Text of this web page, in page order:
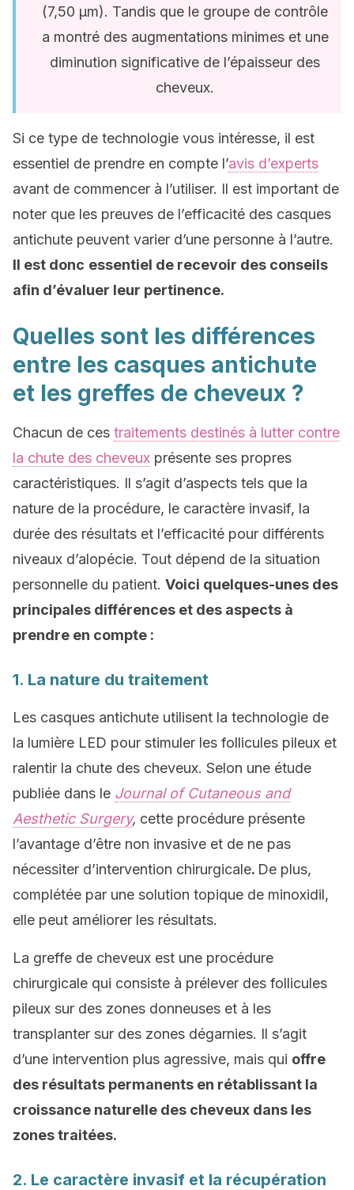
(7,50 μm). Tandis que le groupe de contrôle
a montré des augmentations minimes et une
diminution significative de l’épaisseur des
cheveux.
Si ce type de technologie vous intéresse, il est
essentiel de prendre en compte l’avis d’experts
avant de commencer à l’utiliser. Il est important de
noter que les preuves de l’efficacité des casques
antichute peuvent varier d’une personne à l’autre.
Il est donc essentiel de recevoir des conseils
afin d’évaluer leur pertinence.
Quelles sont les différences
entre les casques antichute
et les greffes de cheveux ?
Chacun de ces traitements destinés à lutter contre
la chute des cheveux présente ses propres
caractéristiques. Il s’agit d’aspects tels que la
nature de la procédure, le caractère invasif, la
durée des résultats et l’efficacité pour différents
niveaux d’alopécie. Tout dépend de la situation
personnelle du patient. Voici quelques-unes des
principales différences et des aspects à
prendre en compte :
1. La nature du traitement
Les casques antichute utilisent la technologie de
la lumière LED pour stimuler les follicules pileux et
ralentir la chute des cheveux. Selon une étude
publiée dans le Journal of Cutaneous and
Aesthetic Surgery, cette procédure présente
l’avantage d’être non invasive et de ne pas
nécessiter d’intervention chirurgicale. De plus,
complétée par une solution topique de minoxidil,
elle peut améliorer les résultats.
La greffe de cheveux est une procédure
chirurgicale qui consiste à prélever des follicules
pileux sur des zones donneuses et à les
transplanter sur des zones dégarnies. Il s’agit
d’une intervention plus agressive, mais qui offre
des résultats permanents en rétablissant la
croissance naturelle des cheveux dans les
zones traitées.
2. Le caractère invasif et la récupération